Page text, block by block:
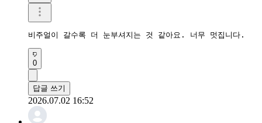
비주얼이 갈수록 더 눈부셔지는 것 같아요. 너무 멋집니다.
0
답글 쓰기
2026.07.02 16:52